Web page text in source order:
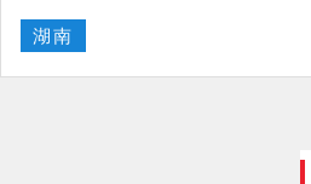
湖南